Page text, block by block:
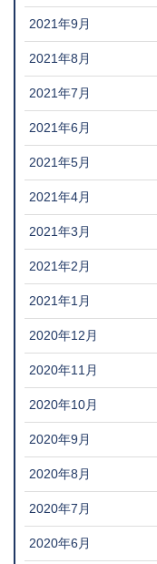
2021年9月
2021年8月
2021年7月
2021年6月
2021年5月
2021年4月
2021年3月
2021年2月
2021年1月
2020年12月
2020年11月
2020年10月
2020年9月
2020年8月
2020年7月
2020年6月